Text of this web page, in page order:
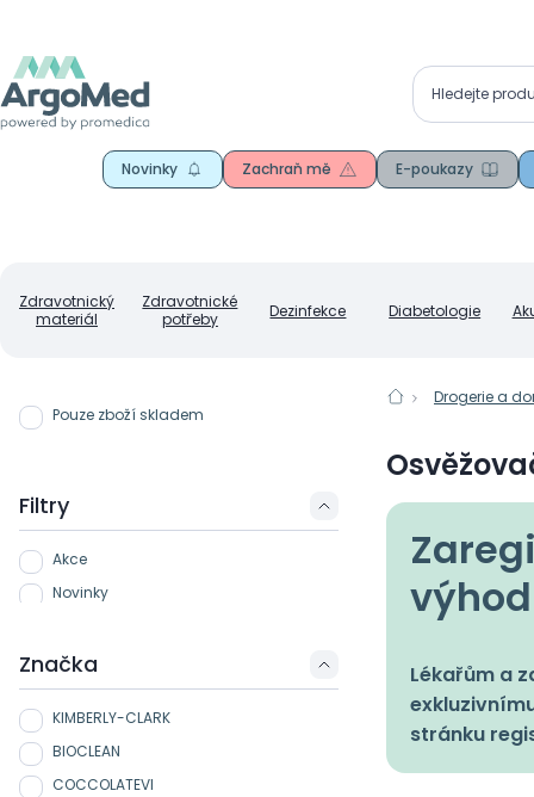
Zdravotnický
materiál
Zdravotnické
potřeby
Dezinfekce Diabetologie
Novinky Zachraň mě E-poukazy
Pouze zboží skladem
Filtry
Akce
Novinky
Značka
KIMBERLY-CLARK
BIOCLEAN
COCCOLATEVI
Drogerie a
Lékařům a
stránku